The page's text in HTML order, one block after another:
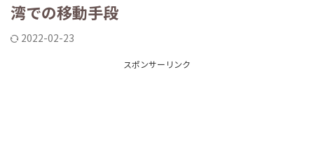
湾での移動手段
2022-02-23
スポンサーリンク